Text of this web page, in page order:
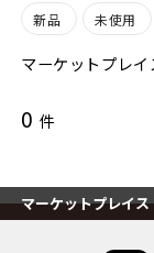
新品 未使用
マーケットプレ
0 件
マーケットプレイ